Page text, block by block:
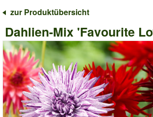
zur Produktübersicht
Dahlien-Mix 'Favourite